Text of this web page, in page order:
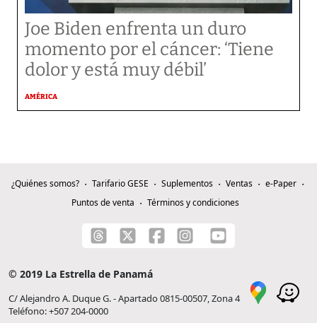
Joe Biden enfrenta un duro
momento por el cáncer: ‘Tiene
dolor y está muy débil’
AMÉRICA
¿Quiénes somos? Tarifario GESE Suplementos Ventas
e-Paper
Puntos de venta
Términos y condiciones
© 2019 La Estrella de Panamá
C/ Alejandro A. Duque G. - Apartado 0815-00507, Zona 4
Teléfono: +507 204-0000